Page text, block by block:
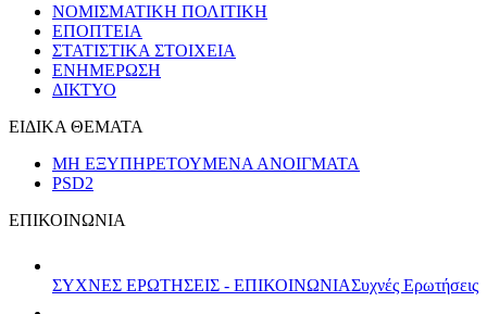
ΝΟΜΙΣΜΑΤΙΚΗ ΠΟΛΙΤΙΚΗ
ΕΠΟΠΤΕΙΑ
ΣΤΑΤΙΣΤΙΚΑ ΣΤΟΙΧΕΙΑ
ΕΝΗΜΕΡΩΣΗ
ΔΙΚΤΥΟ
ΕΙΔΙΚΑ ΘΕΜΑΤΑ
ΜΗ ΕΞΥΠΗΡΕΤΟΥΜΕΝΑ ΑΝΟΙΓΜΑΤΑ
PSD2
ΕΠΙΚΟΙΝΩΝΙΑ
ΣΥΧΝΕΣ ΕΡΩΤΗΣΕΙΣ - ΕΠΙΚΟΙΝΩΝΙΑΣυχνές Ερωτήσεις